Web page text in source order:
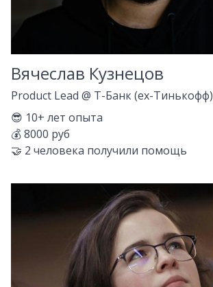
Вячеслав Кузнецов
Product Lead @ Т-Банк (ex-Тинькофф)
😎 10+ лет опыта
💰8000 руб
🤝 2 человека получили помощь